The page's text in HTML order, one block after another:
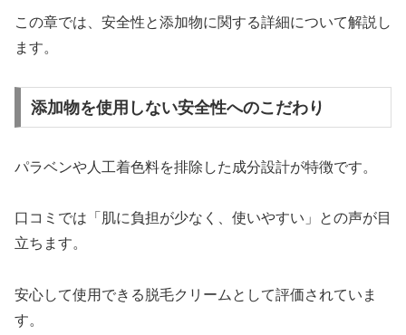
この章では、安全性と添加物に関する詳細について解説し
ます。
添加物を使用しない安全性へのこだわり
パラベンや人工着色料を排除した成分設計が特徴です。
口コミでは「肌に負担が少なく、使いやすい」との声が目
立ちます。
安心して使用できる脱毛クリームとして評価されていま
す。